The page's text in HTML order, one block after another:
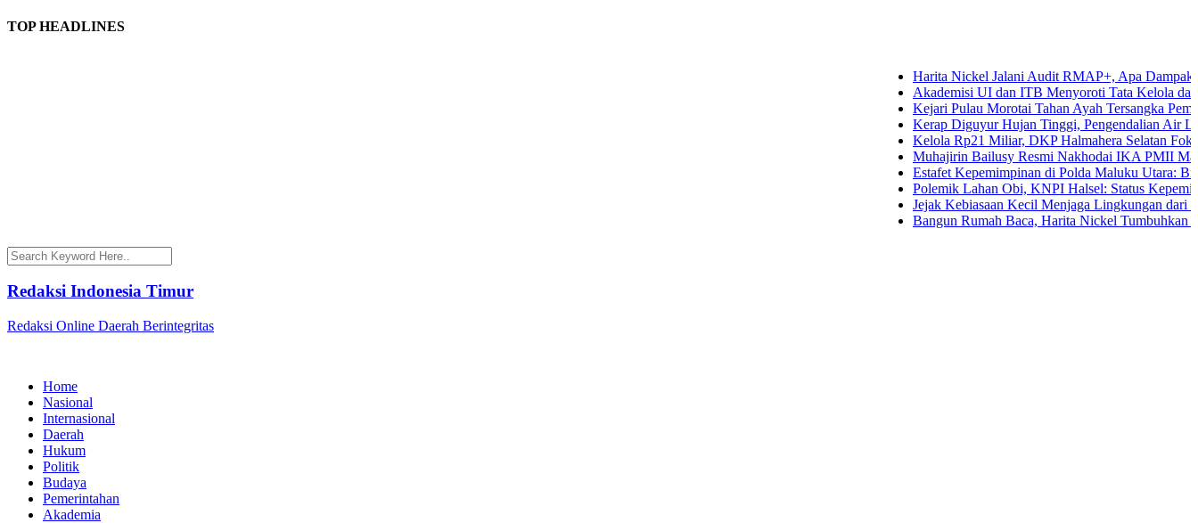
TOP HEADLINES
Harita Nickel Jalani Audit RMAP+, Apa Dampaknya
Akademisi UI dan ITB Menyoroti Tata Kelola dan
Kejari Pulau Morotai Tahan Ayah Tersangka
Kerap Diguyur Hujan Tinggi, Pengendalian Air
Kelola Rp21 Miliar, DKP Halmahera Selatan Fokuskan
Muhajirin Bailusy Resmi Nakhodai IKA PMII Malut,
Estafet Kepemimpinan di Polda Maluku Utara: Brigjen
Polemik Lahan Obi, KNPI Halsel: Status Kepemilikan
Jejak Kebiasaan Kecil Menjaga Lingkungan dari Ternate
Bangun Rumah Baca, Harita Nickel Tumbuhkan Minat
Redaksi Indonesia Timur
Redaksi Online Daerah Berintegritas
Home
Nasional
Internasional
Daerah
Hukum
Politik
Budaya
Pemerintahan
Akademia